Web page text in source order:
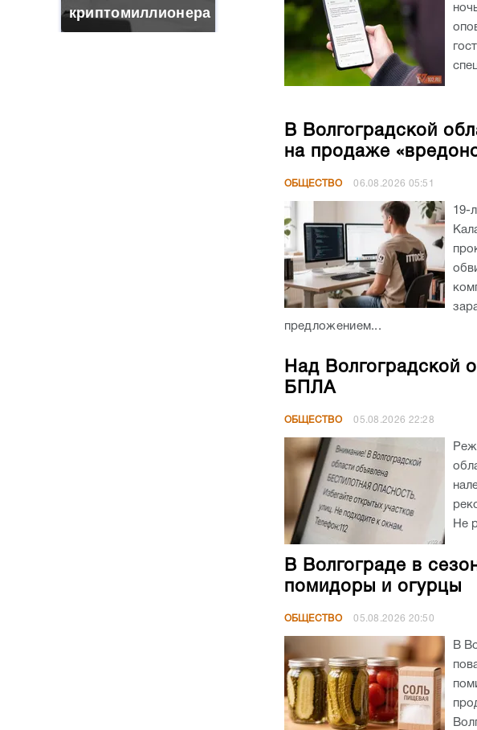
криптомиллионера
В Волгоградской
на продаже
ОБЩЕСТВО 06.08.2026 05:51
19-
предложением...
Над Волгоградской
БПЛА
ОБЩЕСТВО 05.08.2026 22:28
Не
В Волгограде в
помидоры и огурцы
ОБЩЕСТВО 05.08.2026 20:50
В